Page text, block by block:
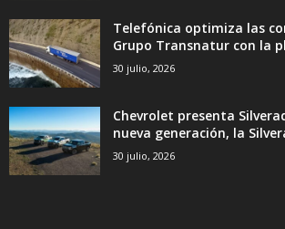
Telefónica optimiza las
Grupo Transnatur con la
30 julio, 2026
Chevrolet presenta
nueva generación, la
30 julio, 2026